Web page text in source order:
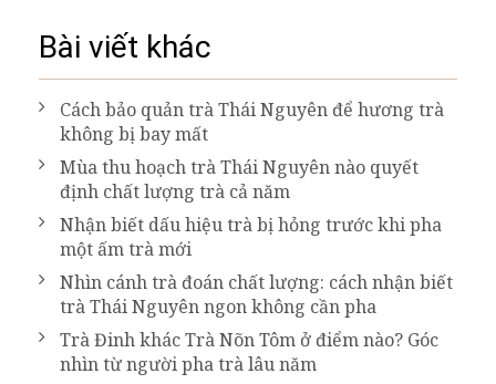
Bài viết khác
Cách bảo quản trà Thái Nguyên để hương trà
không bị bay mất
Mùa thu hoạch trà Thái Nguyên nào quyết
định chất lượng trà cả năm
Nhận biết dấu hiệu trà bị hỏng trước khi pha
một ấm trà mới
Nhìn cánh trà đoán chất lượng: cách nhận biết
trà Thái Nguyên ngon không cần pha
Trà Đinh khác Trà Nõn Tôm ở điểm nào? Góc
nhìn từ người pha trà lâu năm